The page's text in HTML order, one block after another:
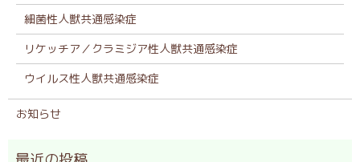
細菌性人獣共通感染症
リケッチア／クラミジア性人獣共通感染症
ウイルス性人獣共通感染症
お知らせ